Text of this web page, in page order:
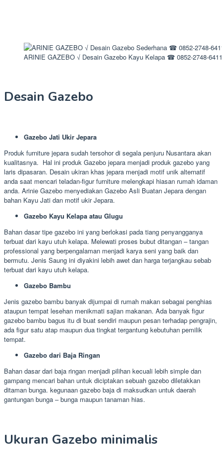
ARINIE GAZEBO √ Desain Gazebo Kayu Kelapa ☎ 0852-2748-6411
Desain Gazebo
Gazebo Jati Ukir Jepara
Produk furniture jepara sudah tersohor di segala penjuru Nusantara akan
kualitasnya. Hal ini produk Gazebo jepara menjadi produk gazebo yang
laris dipasaran. Desain ukiran khas jepara menjadi motif unik alternatif
anda saat mencari teladan-figur furniture melengkapi hiasan rumah idaman
anda. Arinie Gazebo menyediakan Gazebo Asli Buatan Jepara dengan
bahan Kayu Jati dan motif ukir Jepara.
Gazebo Kayu Kelapa atau Glugu
Bahan dasar tipe gazebo ini yang berlokasi pada tiang penyangganya
terbuat dari kayu utuh kelapa. Melewati proses bubut ditangan – tangan
professional yang berpengalaman menjadi karya seni yang baik dan
bermutu. Jenis Saung ini diyakini lebih awet dan harga terjangkau sebab
terbuat dari kayu utuh kelapa.
Gazebo Bambu
Jenis gazebo bambu banyak dijumpai di rumah makan sebagai penghias
ataupun tempat lesehan menikmati sajian makanan. Ada banyak figur
gazebo bambu bagus itu di buat sendiri maupun pesan terhadap pengrajin,
ada figur satu atap maupun dua tingkat tergantung kebutuhan pemilik
tempat.
Gazebo dari Baja Ringan
Bahan dasar dari baja ringan menjadi pilihan kecuali lebih simple dan
gampang mencari bahan untuk diciptakan sebuah gazebo diletakkan
ditaman bunga. kegunaan gazebo baja di maksudkan untuk daerah
gantungan bunga – bunga maupun tanaman hias.
Ukuran Gazebo minimalis